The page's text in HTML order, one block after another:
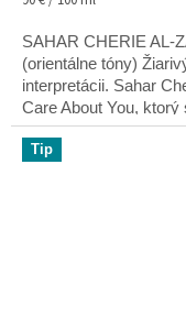
SAHAR CHERIE AL-
(orientálne tóny)
interpretácii. Sahar
Care About You, ktorý
Tip